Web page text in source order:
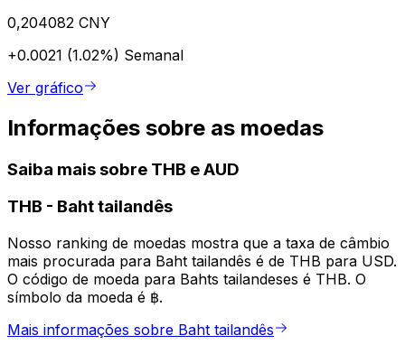
0,204082 CNY
+0.0021 (1.02%) Semanal
Ver gráfico
Informações sobre as moedas
Saiba mais sobre THB e AUD
THB - Baht tailandês
Nosso ranking de moedas mostra que a taxa de câmbio
mais procurada para Baht tailandês é de THB para USD.
O código de moeda para Bahts tailandeses é THB. O
símbolo da moeda é ฿.
Mais informações sobre Baht tailandês